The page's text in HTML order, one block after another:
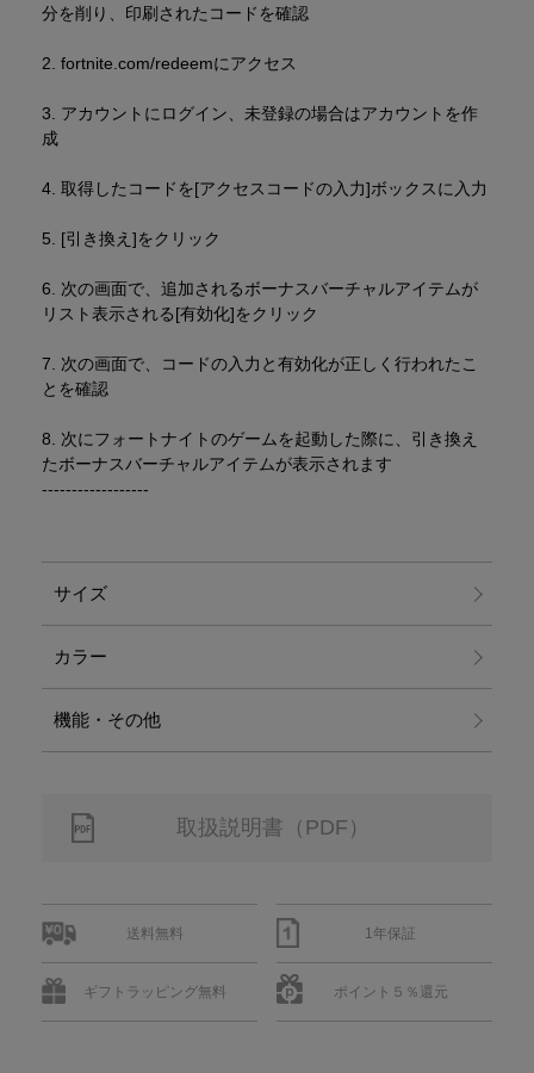
分を削り、印刷されたコードを確認
2. fortnite.com/redeemにアクセス
3. アカウントにログイン、未登録の場合はアカウントを作
成
4. 取得したコードを[アクセスコードの入力]ボックスに入力
5. [引き換え]をクリック
6. 次の画面で、追加されるボーナスバーチャルアイテムが
リスト表示される[有効化]をクリック
7. 次の画面で、コードの入力と有効化が正しく行われたこ
とを確認
8. 次にフォートナイトのゲームを起動した際に、引き換え
たボーナスバーチャルアイテムが表示されます
------------------
サイズ
カラー
機能・その他
取扱説明書（PDF）
送料無料 1年保証
ギフトラッピング無料 ポイント５％還元